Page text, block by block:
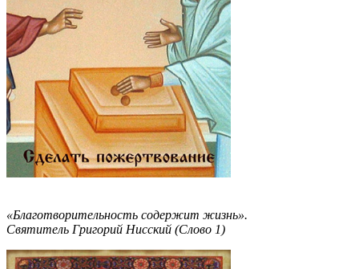
«Благотворительность содержит жизнь».
Святитель Григорий Нисский (Слово 1)